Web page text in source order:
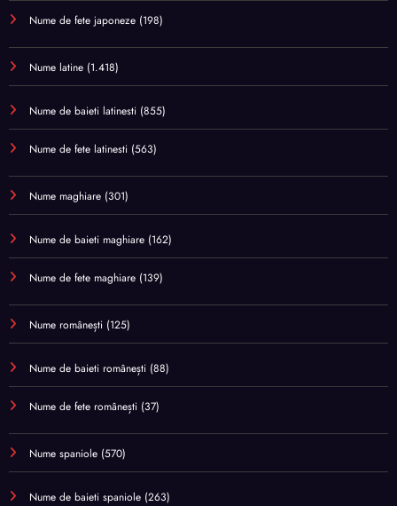
Nume de fete japoneze (198)
Nume latine (1.418)
Nume de baieti latinesti (855)
Nume de fete latinesti (563)
Nume maghiare (301)
Nume de baieti maghiare (162)
Nume de fete maghiare (139)
Nume românești (125)
Nume de baieti românești (88)
Nume de fete românești (37)
Nume spaniole (570)
Nume de baieti spaniole (263)